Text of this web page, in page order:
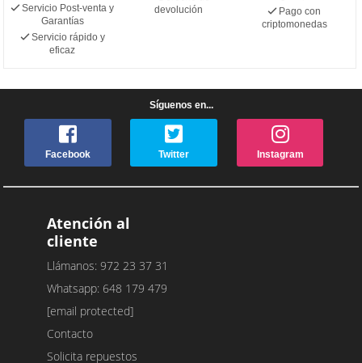
Servicio Post-venta y
Garantías
Servicio rápido y
eficaz
devolución
Pago con
criptomonedas
Síguenos en...
Facebook Twitter Instagram
Atención al
cliente
Llámanos: 972 23 37 31
Whatsapp: 648 179 479
[email protected]
Contacto
Solicita repuestos